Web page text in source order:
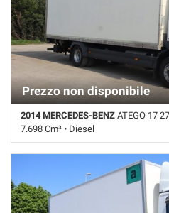
Prezzo non disponibile
2014 MERCEDES-BENZ ATEGO 17 27
7.698 Cm³ • Diesel
Km non disponibile • Cambio
sollevamento posteriore
cookie
policy.
Puoi
rivedere
modificare
le
tue
scelte
in